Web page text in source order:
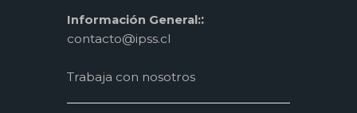
Información General::
contacto@ipss.cl
Trabaja con nosotros